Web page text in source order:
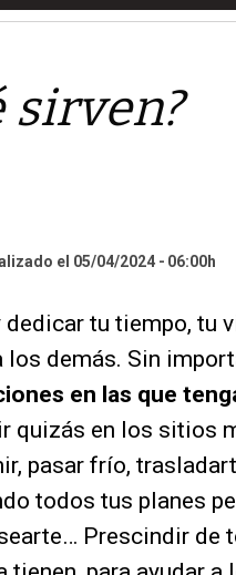
sirven?
el 05/04/2024 06:00h
tu tiempo, tu
los demás. Sin
en las que
quizás en los sitios
pasar frío,
todos tus planes
Prescindir de